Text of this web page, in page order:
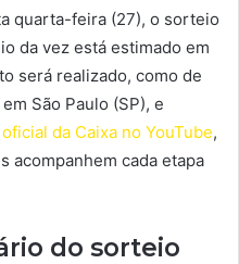
quarta-feira (27), o sorteio
da vez está estimado em
será realizado, como de
São Paulo (SP), e
da Caixa no YouTube,
acompanhem cada etapa
do sorteio